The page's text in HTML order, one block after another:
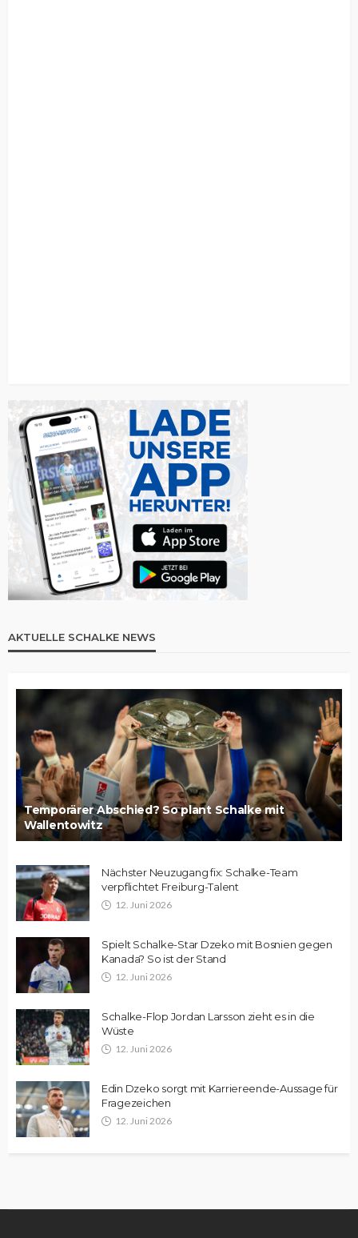
AKTUELLE SCHALKE NEWS
Temporärer Abschied? So plant Schalke mit
Wallentowitz
Nächster Neuzugang fix: Schalke-Team
verpflichtet Freiburg-Talent
12. Juni 2026
Spielt Schalke-Star Dzeko mit Bosnien gegen
Kanada? So ist der Stand
12. Juni 2026
Schalke-Flop Jordan Larsson zieht es in die
Wüste
12. Juni 2026
Edin Dzeko sorgt mit Karriereende-Aussage für
Fragezeichen
12. Juni 2026